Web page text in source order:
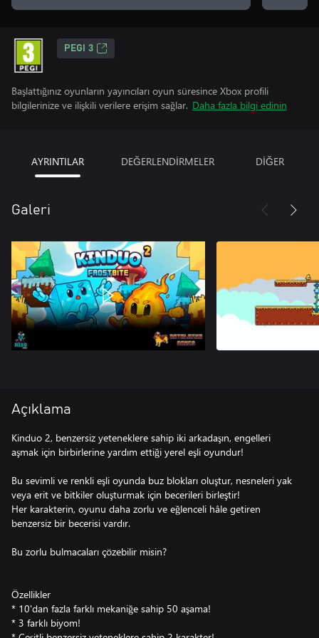
PEGI 3
Başlattığınız oyunların yayıncıları oyun süresince Xbox profili
bilgilerinize ve ilişkili verilere erişim sağlar. Daha fazla bilgi edinin
AYRINTILAR DEĞERLENDİRMELER DİĞER
Galeri
Açıklama
Kinduo 2, benzersiz yeteneklere sahip iki arkadaşın, engelleri
aşmak için birbirlerine yardım ettiği yerel eşli oyundur!
Bu sevimli ve renkli eşli oyunda buz blokları oluştur, nesneleri yak
veya erit ve bitkiler oluşturmak için becerileri birleştir!
Her karakterin, oyunu daha zorlu ve eğlenceli hâle getiren
benzersiz bir becerisi vardır.
Bu zorlu bulmacaları çözebilir misin?
Özellikler
* 10'dan fazla farklı mekaniğe sahip 50 aşama!
* 3 farklı biyom!